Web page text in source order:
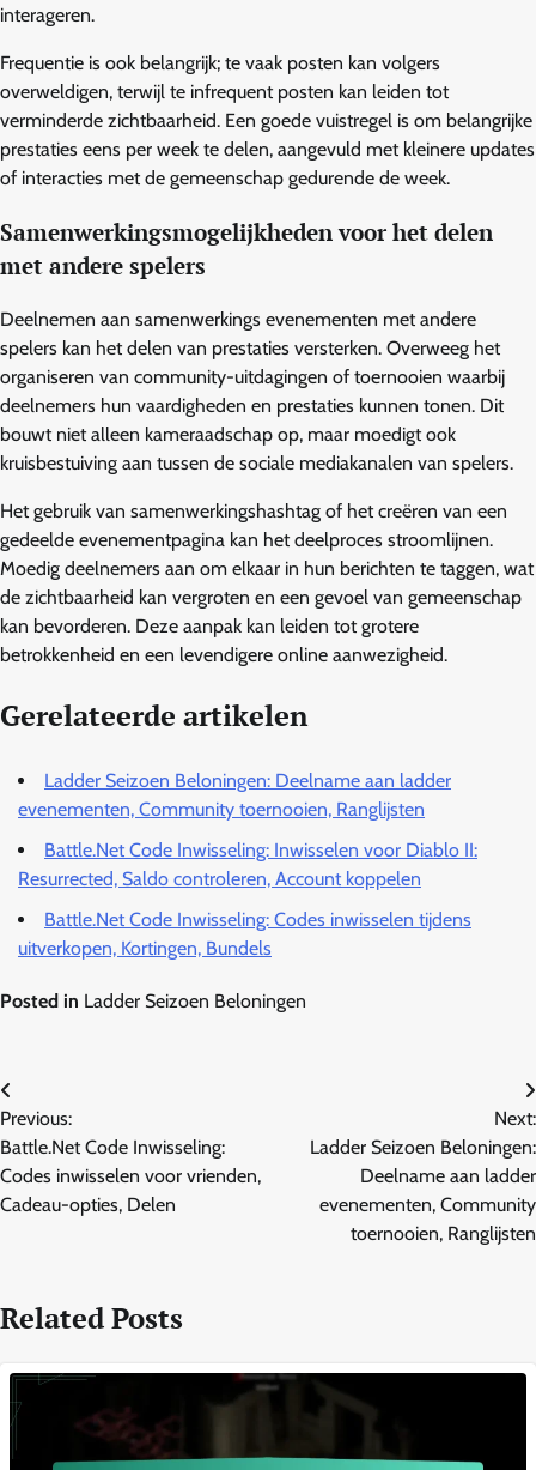
interageren.
Frequentie is ook belangrijk; te vaak posten kan volgers
overweldigen, terwijl te infrequent posten kan leiden tot
verminderde zichtbaarheid. Een goede vuistregel is om belangrijke
prestaties eens per week te delen, aangevuld met kleinere updates
of interacties met de gemeenschap gedurende de week.
Samenwerkingsmogelijkheden voor het delen
met andere spelers
Deelnemen aan samenwerkings evenementen met andere
spelers kan het delen van prestaties versterken. Overweeg het
organiseren van community-uitdagingen of toernooien waarbij
deelnemers hun vaardigheden en prestaties kunnen tonen. Dit
bouwt niet alleen kameraadschap op, maar moedigt ook
kruisbestuiving aan tussen de sociale mediakanalen van spelers.
Het gebruik van samenwerkingshashtag of het creëren van een
gedeelde evenementpagina kan het deelproces stroomlijnen.
Moedig deelnemers aan om elkaar in hun berichten te taggen, wat
de zichtbaarheid kan vergroten en een gevoel van gemeenschap
kan bevorderen. Deze aanpak kan leiden tot grotere
betrokkenheid en een levendigere online aanwezigheid.
Gerelateerde artikelen
Ladder Seizoen Beloningen: Deelname aan ladder
evenementen, Community toernooien, Ranglijsten
Battle.Net Code Inwisseling: Inwisselen voor Diablo II:
Resurrected, Saldo controleren, Account koppelen
Battle.Net Code Inwisseling: Codes inwisselen tijdens
uitverkopen, Kortingen, Bundels
Posted in Ladder Seizoen Beloningen
Post
navigation
Previous:
Battle.Net Code Inwisseling:
Codes inwisselen voor vrienden,
Cadeau-opties, Delen
Next:
Ladder Seizoen Beloningen:
Deelname aan ladder
evenementen, Community
toernooien, Ranglijsten
Related Posts